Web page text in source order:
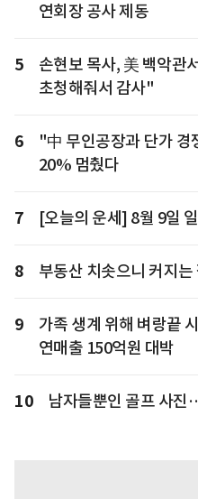
연회장 공사 제동
5
손현보 목사, 美 백악관
초청해줘서 감사"
6
"中 무인공장과 단가
20% 멈췄다
7 [오늘의 운세] 8월 9일
8 부동산 치솟으니 커지는
9
가족 생계 위해 벼랑끝
연매출 150억원 대박
10 남자들뿐인 골프 사진